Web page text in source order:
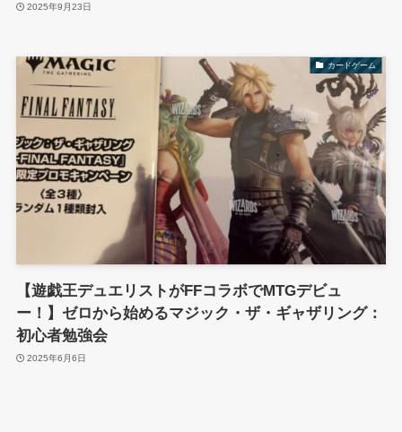
2025年9月23日
カードゲーム
【遊戯王デュエリストがFFコラボでMTGデビュ
ー！】ゼロから始めるマジック・ザ・ギャザリング：
初心者勉強会
2025年6月6日